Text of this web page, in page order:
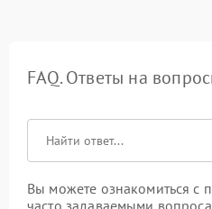
FAQ. Ответы на
Вы можете ознакомиться с
часто задаваемыми